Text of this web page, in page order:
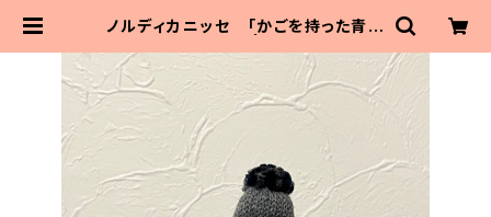
ノルディカニッセ 「かごを持った青い